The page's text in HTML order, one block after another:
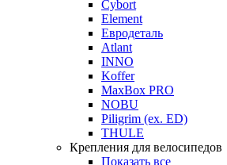
Cybort
Element
Евродеталь
Atlant
INNO
Koffer
MaxBox PRO
NOBU
Piligrim (ex. ED)
THULE
Крепления для велосипедов
Показать все